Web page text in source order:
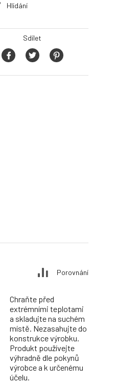
Hlídání
Sdílet
Porovnání
Chraňte před
extrémními teplotami
a skladujte na suchém
místě. Nezasahujte do
konstrukce výrobku.
Produkt používejte
výhradně dle pokynů
výrobce a k určenému
účelu.